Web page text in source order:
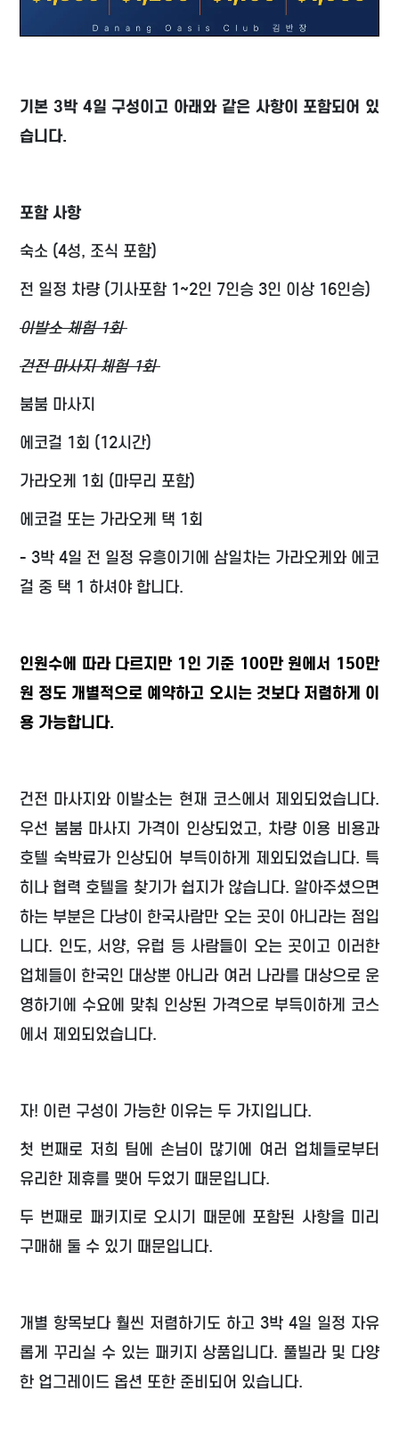
기본 3박 4일 구성이고 아래와 같은 사항이 포함되어 있
습니다.
포함 사항
숙소 (4성, 조식 포함)
전 일정 차량 (기사포함 1~2인 7인승 3인 이상 16인승)
이발소 체험 1회
건전 마사지 체험 1회
붐붐 마사지
에코걸 1회 (12시간)
가라오케 1회 (마무리 포함)
에코걸 또는 가라오케 택 1회
- 3박 4일 전 일정 유흥이기에 삼일차는 가라오케와 에코
걸 중 택 1 하셔야 합니다.
인원수에 따라 다르지만 1인 기준 100만 원에서 150만
원 정도 개별적으로 예약하고 오시는 것보다 저렴하게 이
용 가능합니다.
건전 마사지와 이발소는 현재 코스에서 제외되었습니다.
우선 붐붐 마사지 가격이 인상되었고, 차량 이용 비용과
호텔 숙박료가 인상되어 부득이하게 제외되었습니다. 특
히나 협력 호텔을 찾기가 쉽지가 않습니다. 알아주셨으면
하는 부분은 다낭이 한국사람만 오는 곳이 아니라는 점입
니다. 인도, 서양, 유럽 등 사람들이 오는 곳이고 이러한
업체들이 한국인 대상뿐 아니라 여러 나라를 대상으로 운
영하기에 수요에 맞춰 인상된 가격으로 부득이하게 코스
에서 제외되었습니다.
자! 이런 구성이 가능한 이유는 두 가지입니다.
첫 번째로 저희 팀에 손님이 많기에 여러 업체들로부터
유리한 제휴를 맺어 두었기 때문입니다.
두 번째로 패키지로 오시기 때문에 포함된 사항을 미리
구매해 둘 수 있기 때문입니다.
개별 항목보다 훨씬 저렴하기도 하고 3박 4일 일정 자유
롭게 꾸리실 수 있는 패키지 상품입니다. 풀빌라 및 다양
한 업그레이드 옵션 또한 준비되어 있습니다.